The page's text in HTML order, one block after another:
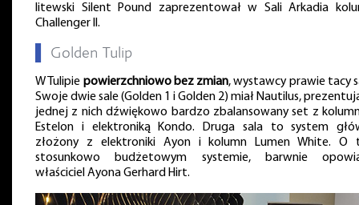
litewski Silent Pound zaprezentował w Sali Arkadia
Challenger II.
Golden Tulip
W Tulipie powierzchniowo bez zmian, wystawcy prawie tacy
Swoje dwie sale (Golden 1 i Golden 2) miał Nautilus,
jednej z nich dźwiękowo bardzo zbalansowany set z
Estelon i elektroniką Kondo. Druga sala to system
złożony z elektroniki Ayon i kolumn Lumen White. O
stosunkowo budżetowym systemie, barwnie
właściciel Ayona Gerhard Hirt.